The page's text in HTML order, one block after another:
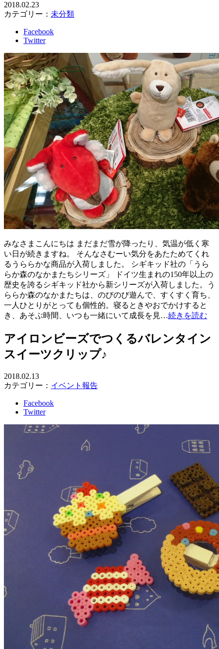
2018.02.23
カテゴリー： 未分類
Facebook
Twitter
みなさまこんにちは まだまだ雪が降ったり、気温が低く寒
い日が続きますね。 そんなさむーい気分をあたためてくれ
るうららかな商品が入荷しました。 シギキッド社の「うら
らか森のなかまたちシリーズ」 ドイツ生まれの150年以上の
歴史を誇るシギキッド社から新シリーズが入荷しました。う
ららか森のなかまたちは、のびのび遊んで、すくすく育ち、
一人ひとりがとっても個性的。寝るときやおでかけすると
き、あそぶ時間、いつも一緒にいて成長を見…続きを読む
アイロンビーズでつくるバレンタイン
スイーツクリップ♪
2018.02.13
カテゴリー： イベント報告
Facebook
Twitter